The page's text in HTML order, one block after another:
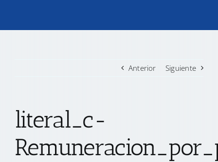
TRANSPARENCIA
CONTACTO
Anterior Siguiente
literal_c-